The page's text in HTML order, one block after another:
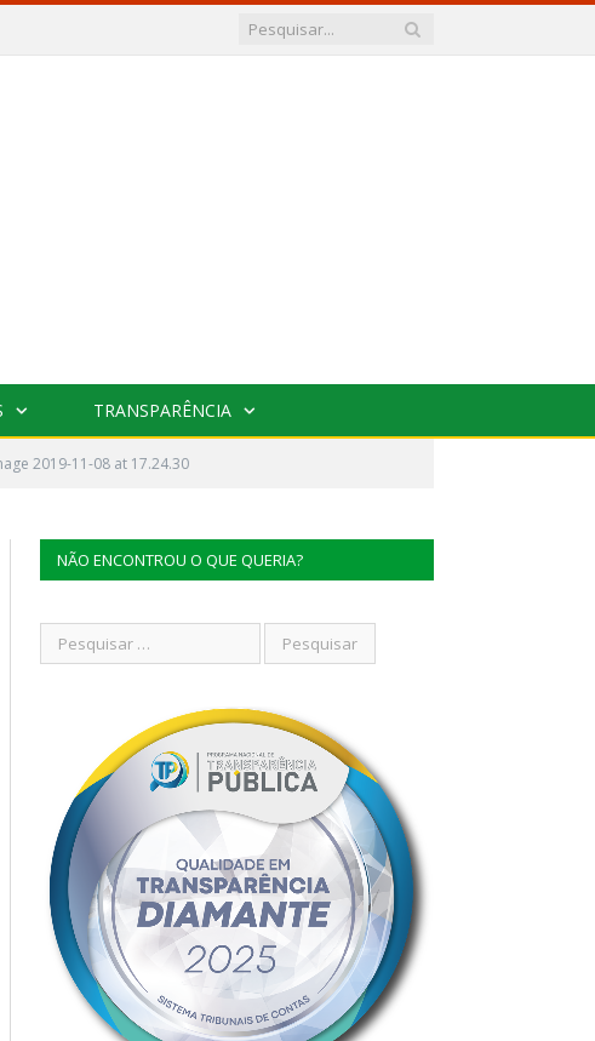
TRANSPARÊNCIA
2019-11-08 at 17.24.30
NÃO ENCONTROU O QUE QUERIA?